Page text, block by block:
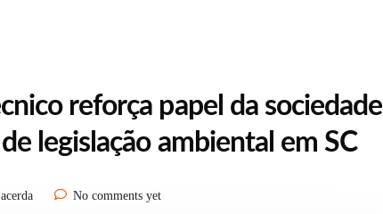
reforça papel da sociedade
legislação ambiental em SC
No comments yet